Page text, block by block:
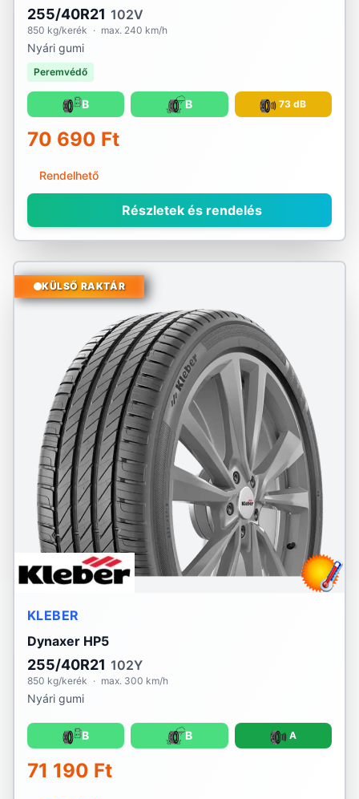
255/40R21 102V
850 kg/kerék · max. 240 km/h
Nyári gumi
Peremvédő
B B 73 dB
70 690 Ft
Rendelhető
Részletek és rendelés
KÜLSŐ RAKTÁR
KLEBER
Dynaxer HP5
255/40R21 102Y
850 kg/kerék · max. 300 km/h
Nyári gumi
B B A
71 190 Ft